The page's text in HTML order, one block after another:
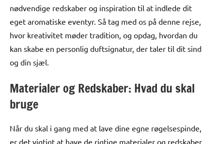
nødvendige redskaber og inspiration til at indlede dit
eget aromatiske eventyr. Så tag med os på denne rejse,
hvor kreativitet møder tradition, og opdag, hvordan du
kan skabe en personlig duftsignatur, der taler til dit sind
og din sjæl.
Materialer og Redskaber: Hvad du skal
bruge
Når du skal i gang med at lave dine egne røgelsespinde,
er det vigtigt at have de rigtige materialer og redskaber